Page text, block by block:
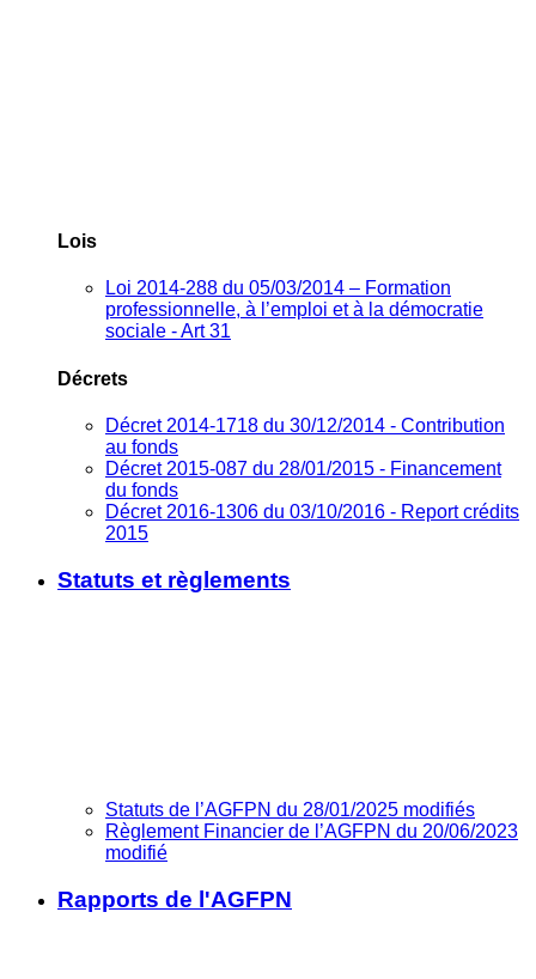
Lois
Loi 2014-288 du 05/03/2014 – Formation
professionnelle, à l’emploi et à la démocratie
sociale - Art 31
Décrets
Décret 2014-1718 du 30/12/2014 - Contribution
au fonds
Décret 2015-087 du 28/01/2015 - Financement
du fonds
Décret 2016-1306 du 03/10/2016 - Report crédits
2015
Statuts et règlements
Statuts de l’AGFPN du 28/01/2025 modifiés
Règlement Financier de l’AGFPN du 20/06/2023
modifié
Rapports de l'AGFPN